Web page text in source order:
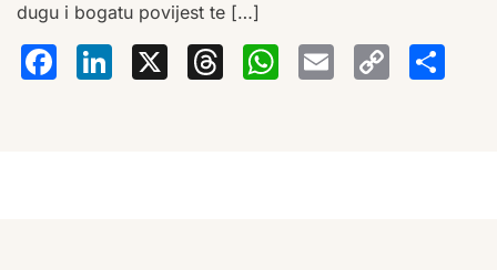
dugu i bogatu povijest te […]
Facebook
LinkedIn
X Threads
Email